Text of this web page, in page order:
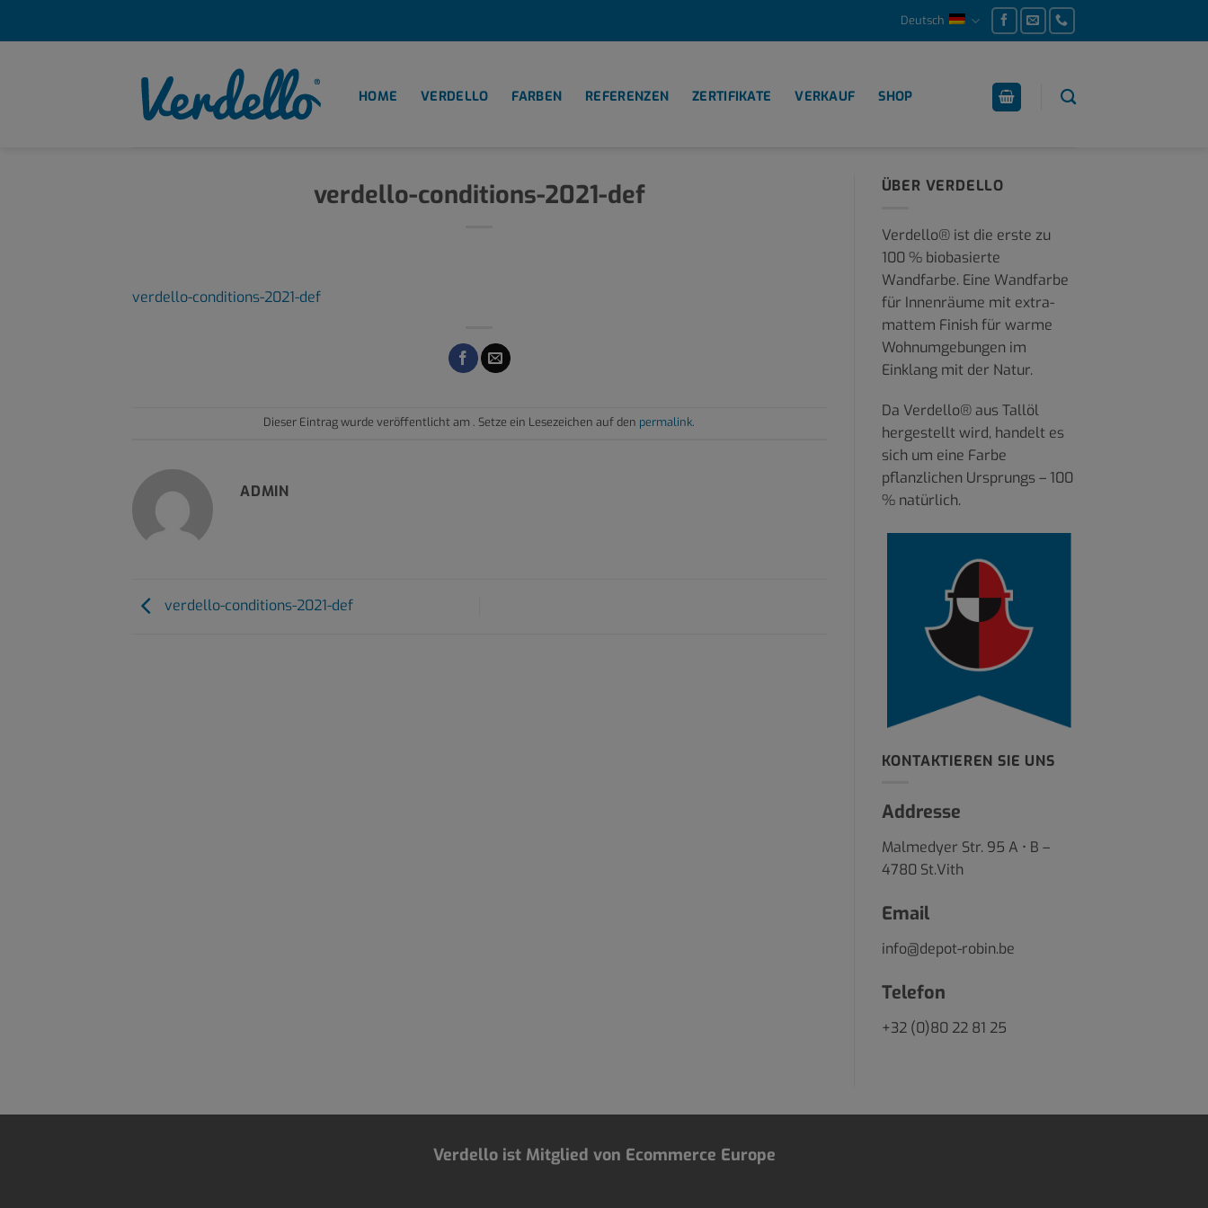
Deutsch
HOME VERDELLO FARBEN REFERENZEN ZERTIFIKATE VERKAUF SHOP
verdello-conditions-2021-def
verdello-conditions-2021-def
Dieser Eintrag wurde veröffentlicht am . Setze ein Lesezeichen auf den permalink.
ADMIN
verdello-conditions-2021-def
ÜBER VERDELLO
Verdello® ist die erste zu
100 % biobasierte
Wandfarbe. Eine Wandfarbe
für Innenräume mit extra-
mattem Finish für warme
Wohnumgebungen im
Einklang mit der Natur.
Da Verdello® aus Tallöl
hergestellt wird, handelt es
sich um eine Farbe
pflanzlichen Ursprungs – 100
% natürlich.
KONTAKTIEREN SIE UNS
Addresse
Malmedyer Str. 95 A • B –
4780 St.Vith
Email
info@depot-robin.be
Telefon
+32 (0)80 22 81 25
Verdello ist Mitglied von Ecommerce Europe